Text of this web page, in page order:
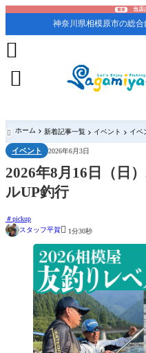
重要 当店
神奈川県相模原市の総合


 ホーム 新着記事一覧 イベント イベ
イベント 2026年6月3日
2026年8月16日（日
ルUP釣行
pickup
スタッフ平賀 1分30秒